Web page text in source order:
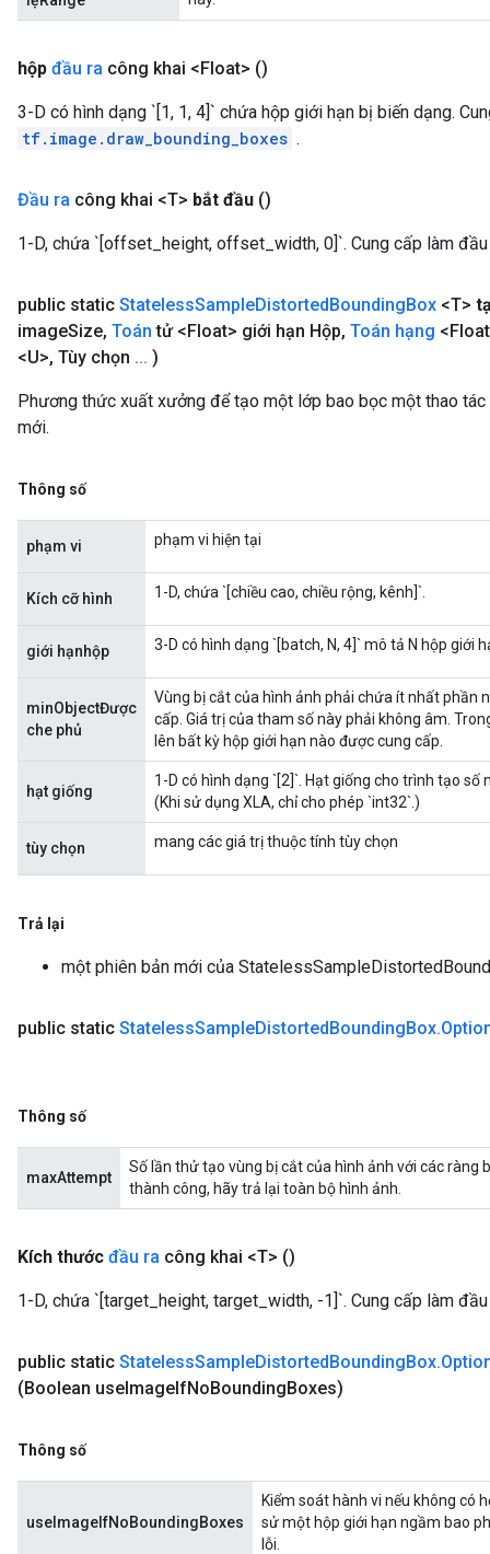
hộp đầu ra công khai <Float> ()
3-D có hình dạng `[1, 1, 4]` chứa hộp giới hạn bị biến dạng.
tf.image.draw_bounding_boxes .
Đầu ra công khai <T> bắt đầu ()
1-D, chứa `[offset_height, offset_width, 0]`. Cung cấp làm
public static StatelessSampleDistortedBoundingBox <T>
imageSize, Toán tử <Float> giới hạn Hộp, Toán hạng
<U>, Tùy chọn ... )
Phương thức xuất xưởng để tạo một lớp bao bọc một thao
mới.
Thông số
phạm vi phạm vi hiện tại
Kích cỡ hình 1-D, chứa `[chiều cao, chiều rộng, kênh]`.
giới hạnhộp 3-D có hình dạng `[batch, N, 4]` mô tả N hộp giới
minObjectĐược
che phủ
Vùng bị cắt của hình ảnh phải chứa ít nhất phần
cấp. Giá trị của tham số này phải không âm.
lên bất kỳ hộp giới hạn nào được cung cấp.
hạt giống
1-D có hình dạng `[2]`. Hạt giống cho trình tạo
(Khi sử dụng XLA, chỉ cho phép `int32`.)
tùy chọn mang các giá trị thuộc tính tùy chọn
Trả lại
một phiên bản mới của
public static StatelessSampleDistortedBoundingBox.
Thông số
maxAttempt
Số lần thử tạo vùng bị cắt của hình ảnh với các
thành công, hãy trả lại toàn bộ hình ảnh.
Kích thước đầu ra công khai <T> ()
1-D, chứa `[target_height, target_width, -1]`. Cung cấp làm
public static StatelessSampleDistortedBoundingBox.
(Boolean useImageIfNoBoundingBoxes)
Thông số
useImageIfNoBoundingBoxes
Kiểm soát hành vi nếu không có
sử một hộp giới hạn ngầm bao
lỗi.